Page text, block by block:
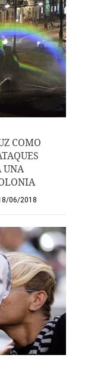
COMO
UNA
06/2018